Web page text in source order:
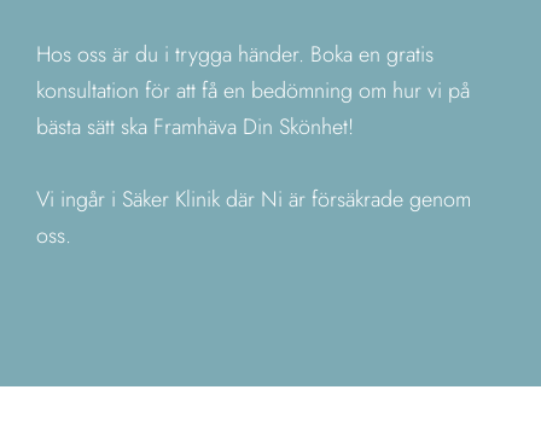
Hos oss är du i trygga händer. Boka en gratis
konsultation för att få en bedömning om hur vi på
bästa sätt ska Framhäva Din Skönhet!
Vi ingår i Säker Klinik där Ni är försäkrade genom
oss.